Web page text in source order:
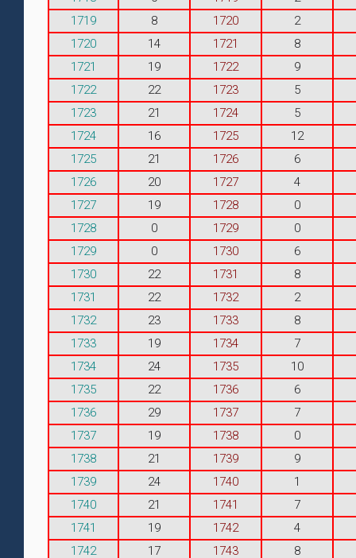
1719
8 1720
2
1720
14 1721
8
1721
19 1722
9
1722
22 1723
5
1723
21 1724
5
1724
16 1725
12
1725
21 1726
6
1726
20 1727
4
1727
19 1728
0
1728
0 1729
0
1729
0 1730
6
1730
22 1731
8
1731
22 1732
2
1732
23 1733
8
1733
19 1734
7
1734
24 1735
10
1735
22 1736
6
1736
29 1737
7
1737
19 1738
0
1738
21 1739
9
1739
24 1740
1
1740
21 1741
7
1741
19 1742
4
1742
17 1743
8